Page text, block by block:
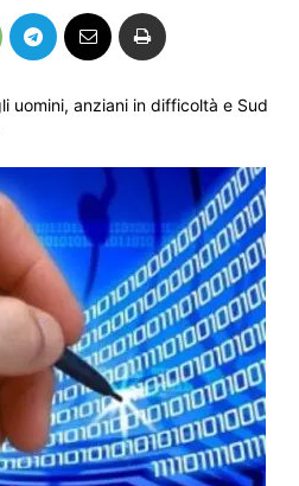
uomini, anziani in difficoltà e Sud